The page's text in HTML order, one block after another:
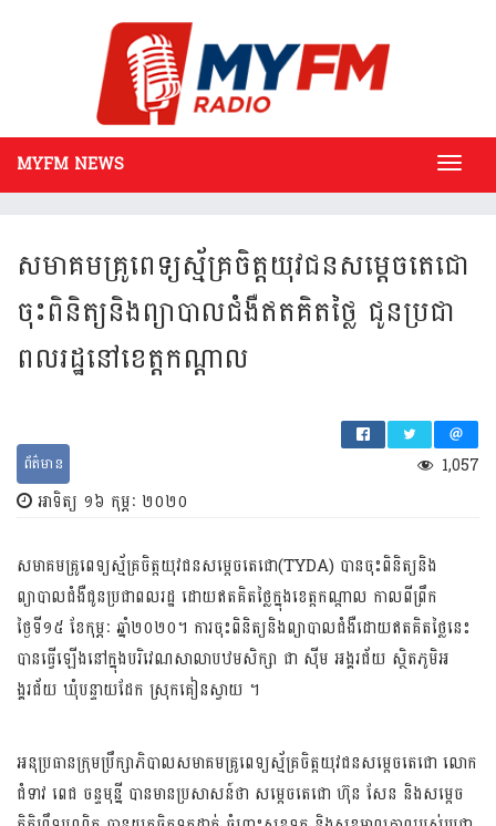
MYFM NEWS
សមា​គម​គ្រូ​ពេទ្យ​ស្ម័គ្រ​ចិត្ត​យុវជន​សម្ដេច​តេ​ជោ​
ចុះ​ពិនិត្យ​និង​ព្យាបាល​ជំងឺ​ឥត​គិត​ថ្លៃ​ ជូន​ប្រជា​
ពល​រដ្ឋ​នៅ​ខេត្តកណ្ដាល​
1,057
ព័ត៌មាន
អាទិត្យ ១៦ កុម្ភៈ ២០២០
សមាគម​គ្រូពេទ្យ​ស្ម័គ្រ​ចិត្តយុវជន​សម្ដេចតេជោ(TYDA) ​បានចុះពិនិត្យ​និង​
ព្យាបាល​ជំងឺជូន​ប្រជាពលរដ្ឋ ដោយ​ឥត​គិត​ថ្លៃ​ក្នុង​ខេត្តកណ្ដាល កាល​​ពី​ព្រឹក
ថ្ងៃទី១៥ ខែកុម្ភៈ ឆ្នាំ២០២០។ ការចុះពិនិត្យនិង​ព្យាបាល​ជំងឺ​ដោយឥតគិតថ្លៃនេះ
បាន​ធ្វើ​ឡើង​នៅ​ក្នុង​​បរិវេណ​សាលា​បឋម​សិក្សា ​ជា ស៊ីម អង្គ​រជ័យ ស្ថិតភូមិ​អ​
ង្គរជ័យ ឃុំ​បន្ទាយ​ដែក ស្រុក​គៀនស្វាយ ​។
អនុប្រធាន​ក្រុមប្រឹក្សា​ភិបាល​សមាគមគ្រូពេទ្យស្ម័គ្រចិត្ត​យុវជនសម្ដេចតេជោ លោក
ជំទាវ ពេជ ចន្ទមុន្នី បានមាន​ប្រសាសន៍​ថា សម្តេចតេជោ ហ៊ុន សែន​ និងសម្តេច​